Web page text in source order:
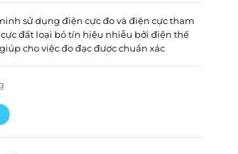
sử dụng điện cực đo và điện cực tham
đất loại bỏ tín hiệu nhiễu bởi điện thế
cho việc đo đạc được chuẩn xác